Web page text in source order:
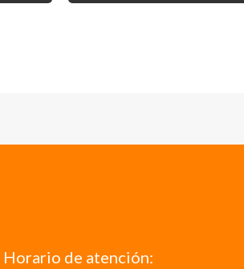
de atención: